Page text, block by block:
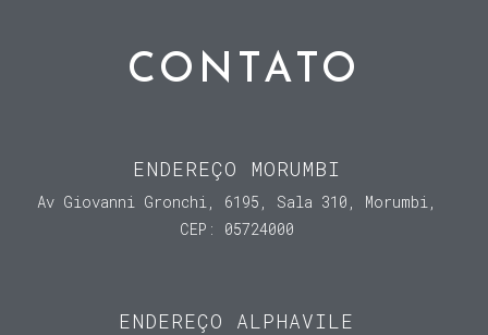
CONTATO
ENDEREÇO MORUMBI
Av Giovanni Gronchi, 6195, Sala 310, Morumbi,
CEP: 05724000
ENDEREÇO ALPHAVILE